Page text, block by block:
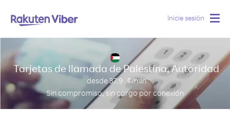
Inicie sesión
Tarjetas de llamada de Palestina, Autoridad
desde37.9 ¢/min
Sin compromiso, sin cargo por conexión